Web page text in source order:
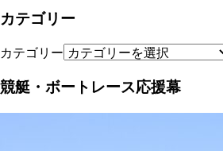
カテゴリー
カテゴリー
競艇・ボートレース応援幕